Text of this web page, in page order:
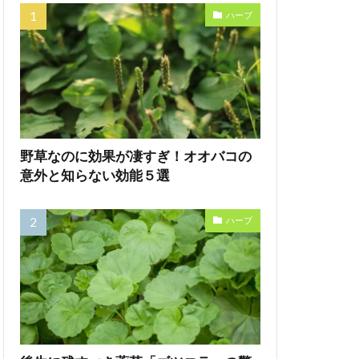
ハーブ
野草なのに効果が凄すぎ！オオバコの
意外と知らない効能５選
ハーブ